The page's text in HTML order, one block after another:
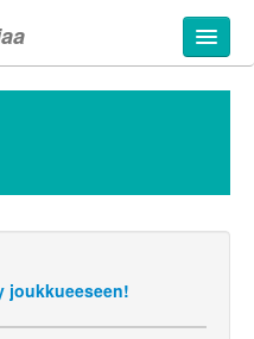
joukkueeseen!